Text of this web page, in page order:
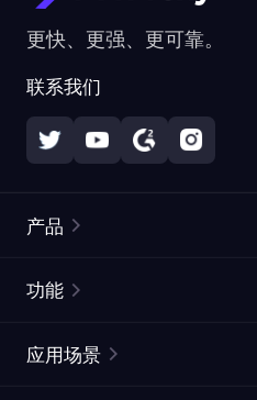
更快、更强、更可靠。
联系我们
产品
静态住宅代理
功能
应用场景